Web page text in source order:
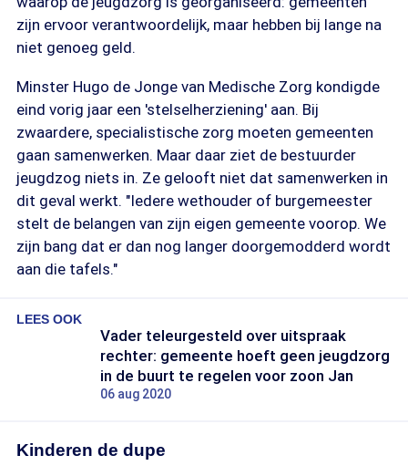
zijn ervoor verantwoordelijk, maar hebben bij lange na
niet genoeg geld.
Minster Hugo de Jonge van Medische Zorg kondigde
eind vorig jaar een 'stelselherziening' aan. Bij
zwaardere, specialistische zorg moeten gemeenten
gaan samenwerken. Maar daar ziet de bestuurder
jeugdzog niets in. Ze gelooft niet dat samenwerken in
dit geval werkt. "Iedere wethouder of burgemeester
stelt de belangen van zijn eigen gemeente voorop. We
zijn bang dat er dan nog langer doorgemodderd wordt
aan die tafels."
LEES OOK
Vader teleurgesteld over uitspraak
rechter: gemeente hoeft geen jeugdzorg
in de buurt te regelen voor zoon Jan
06 aug 2020
Kinderen de dupe